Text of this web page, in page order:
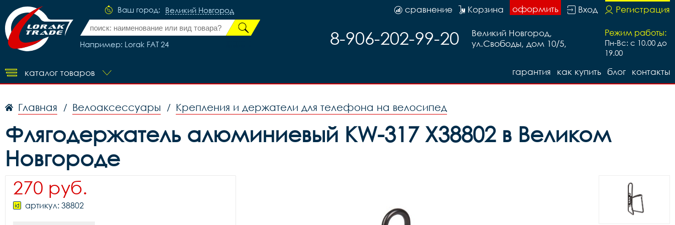
Ваш город: Великий Новгород
Например: Lorak FAT 24
Регистрация
Вход
оформить
Корзина
сравнение
Режим работы:
Пн-Вс: с 10.00 до
19.00
Великий Новгород,
ул.Свободы, дом 10/5,
8-906-202-99-20
каталог товаров контакты
блог
как купить
гарантия
Главная / Велоаксессуары / Крепления и держатели для телефона на велосипед
Флягодержатель алюминиевый KW-317 X38802 в Великом
Новгороде
270 руб.
артикул: 38802